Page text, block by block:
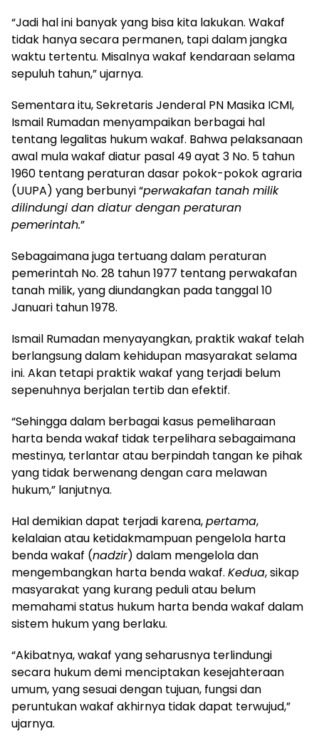
“Jadi hal ini banyak yang bisa kita lakukan. Wakaf
tidak hanya secara permanen, tapi dalam jangka
waktu tertentu. Misalnya wakaf kendaraan selama
sepuluh tahun,” ujarnya.
Sementara itu, Sekretaris Jenderal PN Masika ICMI,
Ismail Rumadan menyampaikan berbagai hal
tentang legalitas hukum wakaf. Bahwa pelaksanaan
awal mula wakaf diatur pasal 49 ayat 3 No. 5 tahun
1960 tentang peraturan dasar pokok-pokok agraria
(UUPA) yang berbunyi “perwakafan tanah milik
dilindungi dan diatur dengan peraturan
pemerintah.”
Sebagaimana juga tertuang dalam peraturan
pemerintah No. 28 tahun 1977 tentang perwakafan
tanah milik, yang diundangkan pada tanggal 10
Januari tahun 1978.
Ismail Rumadan menyayangkan, praktik wakaf telah
berlangsung dalam kehidupan masyarakat selama
ini. Akan tetapi praktik wakaf yang terjadi belum
sepenuhnya berjalan tertib dan efektif.
“Sehingga dalam berbagai kasus pemeliharaan
harta benda wakaf tidak terpelihara sebagaimana
mestinya, terlantar atau berpindah tangan ke pihak
yang tidak berwenang dengan cara melawan
hukum,” lanjutnya.
Hal demikian dapat terjadi karena,pertama,
kelalaian atau ketidakmampuan pengelola harta
benda wakaf (nadzir) dalam mengelola dan
mengembangkan harta benda wakaf. Kedua, sikap
masyarakat yang kurang peduli atau belum
memahami status hukum harta benda wakaf dalam
sistem hukum yang berlaku.
“Akibatnya, wakaf yang seharusnya terlindungi
secara hukum demi menciptakan kesejahteraan
umum, yang sesuai dengan tujuan, fungsi dan
peruntukan wakaf akhirnya tidak dapat terwujud,”
ujarnya.